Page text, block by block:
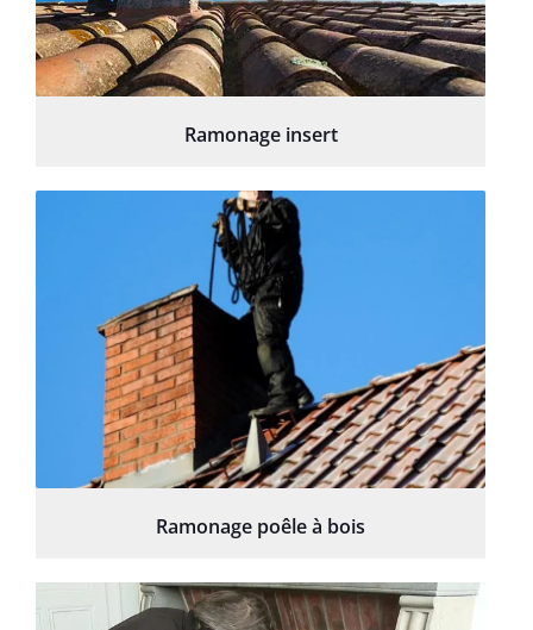
Ramonage insert
Ramonage poêle à bois